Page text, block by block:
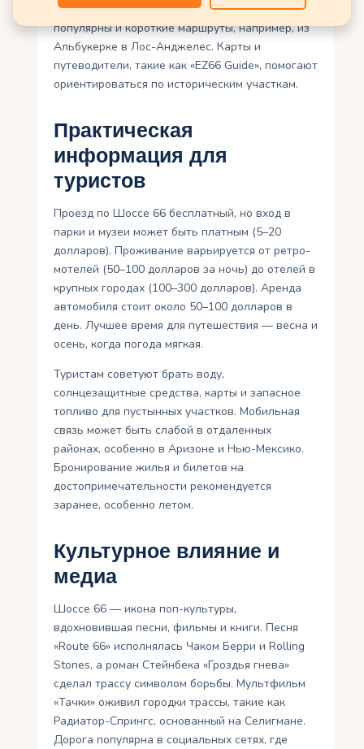
путешествие занимает 2–3 недели, но
популярны и короткие маршруты, например, из
Альбукерке в Лос-Анджелес. Карты и
путеводители, такие как «EZ66 Guide», помогают
ориентироваться по историческим участкам.
Практическая
информация для
туристов
Проезд по Шоссе 66 бесплатный, но вход в
парки и музеи может быть платным (5–20
долларов). Проживание варьируется от ретро-
мотелей (50–100 долларов за ночь) до отелей в
крупных городах (100–300 долларов). Аренда
автомобиля стоит около 50–100 долларов в
день. Лучшее время для путешествия — весна и
осень, когда погода мягкая.
Туристам советуют брать воду,
солнцезащитные средства, карты и запасное
топливо для пустынных участков. Мобильная
связь может быть слабой в отдаленных
районах, особенно в Аризоне и Нью-Мексико.
Бронирование жилья и билетов на
достопримечательности рекомендуется
заранее, особенно летом.
Культурное влияние и
медиа
Шоссе 66 — икона поп-культуры,
вдохновившая песни, фильмы и книги. Песня
«Route 66» исполнялась Чаком Берри и Rolling
Stones, а роман Стейнбека «Гроздья гнева»
сделал трассу символом борьбы. Мультфильм
«Тачки» оживил городки трассы, такие как
Радиатор-Спрингс, основанный на Селигмане.
Дорога популярна в социальных сетях, где